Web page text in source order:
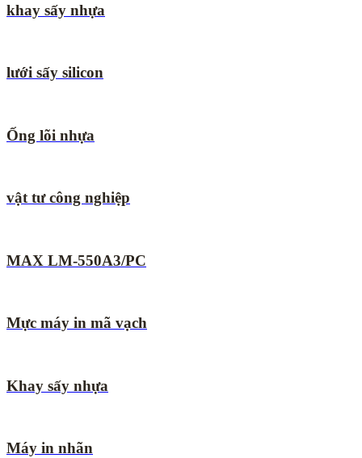
khay sấy nhựa
lưới sấy silicon
Ống lõi nhựa
vật tư công nghiệp
MAX LM-550A3/PC
Mực máy in mã vạch
Khay sấy nhựa
Máy in nhãn